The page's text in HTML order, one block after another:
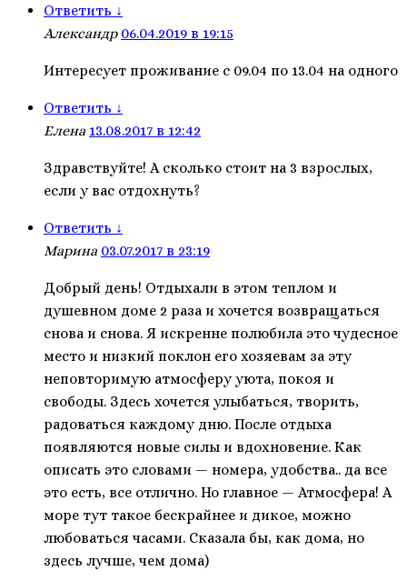
Ответить ↓
Александр 06.04.2019 в 19:15
Интересует проживание с 09.04 по 13.04 на одного
Ответить ↓
Елена 13.08.2017 в 12:42
Здравствуйте! А сколько стоит на 3 взрослых,
если у вас отдохнуть?
Ответить ↓
Марина 03.07.2017 в 23:19
Добрый день! Отдыхали в этом теплом и
душевном доме 2 раза и хочется возвращаться
снова и снова. Я искренне полюбила это чудесное
место и низкий поклон его хозяевам за эту
неповторимую атмосферу уюта, покоя и
свободы. Здесь хочется улыбаться, творить,
радоваться каждому дню. После отдыха
появляются новые силы и вдохновение. Как
описать это словами — номера, удобства.. да все
это есть, все отлично. Но главное — Атмосфера! А
море тут такое бескрайнее и дикое, можно
любоваться часами. Сказала бы, как дома, но
здесь лучше, чем дома)